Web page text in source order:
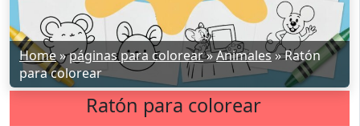
Home »páginas para colorear»Animales»Ratón
para colorear
Ratón para colorear